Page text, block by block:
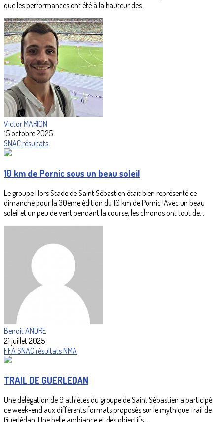
que les performances ont été à la hauteur des...
Victor MARION
15 octobre 2025
SNACrésultats
10 km de Pornic sous un beau soleil
Le groupe Hors Stade de Saint Sébastien était bien représenté ce
dimanche pour la 30eme édition du 10 km de Pornic !Avec un beau
soleil et un peu de vent pendant la course, les chronos ont tout de...
Benoit ANDRE
21 juillet 2025
FFA SNACrésultatsNMA
TRAIL DE GUERLEDAN
Une délégation de 9 athlètes du groupe de Saint Sébastien a participé
ce week-end aux différents formats proposés sur le mythique Trail de
Guerlédan !Une belle ambiance et des objectifs...